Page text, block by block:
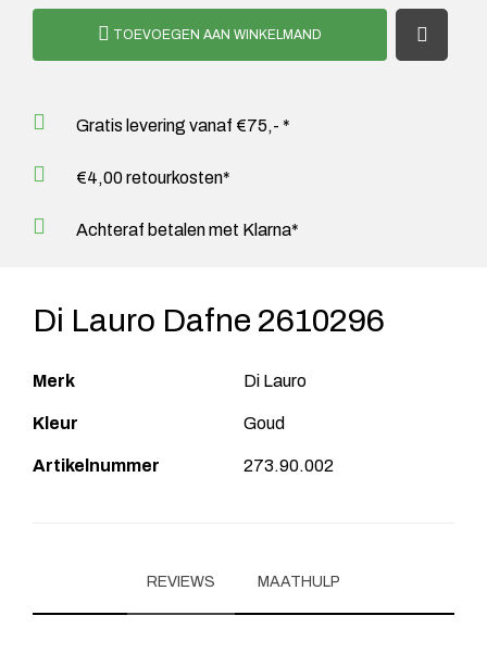
TOEVOEGEN AAN WINKELMAND
Gratis levering vanaf €75,- *
€4,00 retourkosten*
Achteraf betalen met Klarna*
Di Lauro Dafne 2610296
Merk Di Lauro
Kleur Goud
Artikelnummer 273.90.002
REVIEWS MAATHULP